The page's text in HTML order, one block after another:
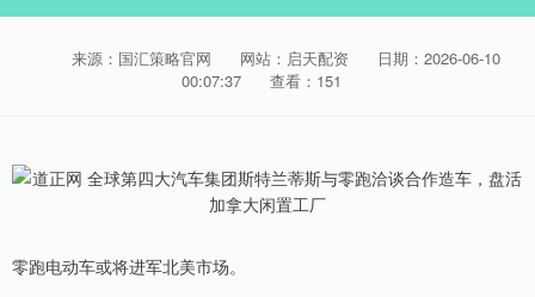
来源：国汇策略官网 网站：启天配资
日期：2026-06-10
00:07:37
查看：151
零跑电动车或将进军北美市场。